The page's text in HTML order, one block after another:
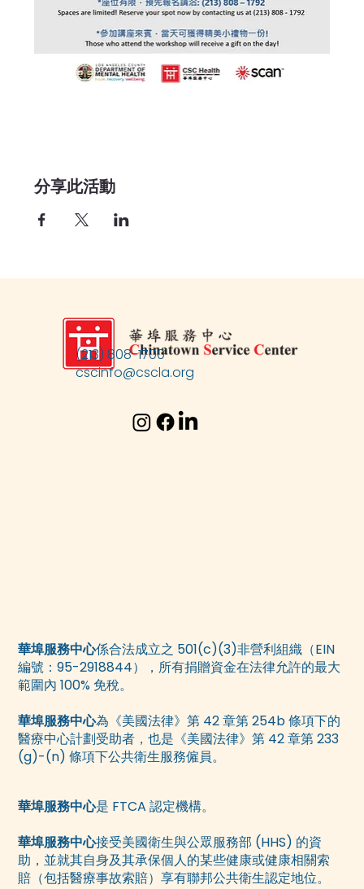
分享此活動
(213) 808-1700
cscinfo@cscla.org
華埠服務中心係合法成立之 501(c)(3)非營利組織（EIN
編號：95-2918844），所有捐贈資金在法律允許的最大
範圍內 100% 免稅。
華埠服務中心為《美國法律》第 42 章第 254b 條項下的
醫療中心計劃受助者，也是《美國法律》第 42 章第 233
(g)-(n) 條項下公共衛生服務僱員。
華埠服務中心是 FTCA 認定機構。
華埠服務中心接受美國衛生與公眾服務部 (HHS) 的資
助，並就其自身及其承保個人的某些健康或健康相關索
賠（包括醫療事故索賠）享有聯邦公共衛生認定地位。